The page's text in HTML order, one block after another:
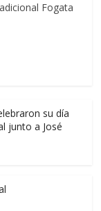
Fogata
su día
junto a José